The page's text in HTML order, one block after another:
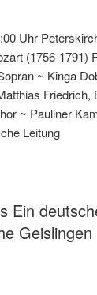
Uhr
(1756-1791)
~ Kinga
Friedrich,
~ Pauliner
Leitung
Ein
Geislingen